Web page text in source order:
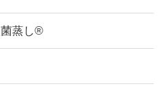
菌蒸し®︎